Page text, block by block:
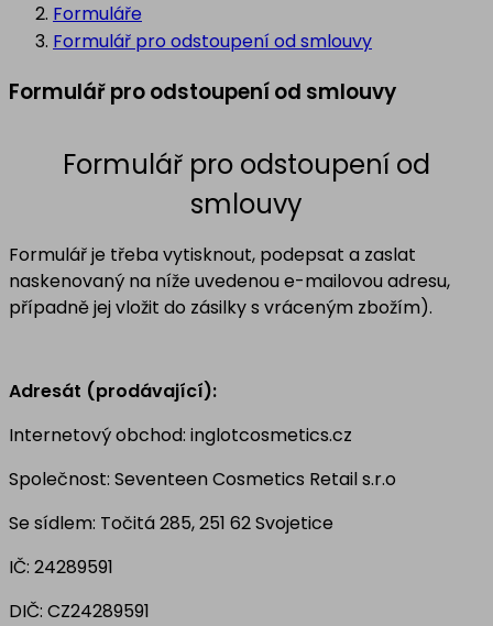
Formuláře
Formulář pro odstoupení od smlouvy
Formulář pro odstoupení od smlouvy
Formulář pro odstoupení od
smlouvy
Formulář je třeba vytisknout, podepsat a zaslat
naskenovaný na níže uvedenou e-mailovou adresu,
případně jej vložit do zásilky s vráceným zbožím).
Adresát (prodávající):
Internetový obchod: inglotcosmetics.cz
Společnost: Seventeen Cosmetics Retail s.r.o
Se sídlem: Točitá 285, 251 62 Svojetice
IČ: 24289591
DIČ: CZ24289591